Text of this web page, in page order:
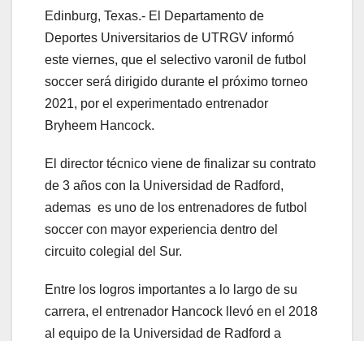
Edinburg, Texas.- El Departamento de
Deportes Universitarios de UTRGV informó
este viernes, que el selectivo varonil de futbol
soccer será dirigido durante el próximo torneo
2021, por el experimentado entrenador
Bryheem Hancock.
El director técnico viene de finalizar su contrato
de 3 años con la Universidad de Radford,
ademas es uno de los entrenadores de futbol
soccer con mayor experiencia dentro del
circuito colegial del Sur.
Entre los logros importantes a lo largo de su
carrera, el entrenador Hancock llevó en el 2018
al equipo de la Universidad de Radford a